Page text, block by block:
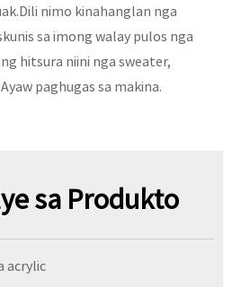
nimo kinahanglan nga
sa imong walay pulos nga
hitsura niini nga sweater,
paghugas sa makina.
sa Produkto
acrylic